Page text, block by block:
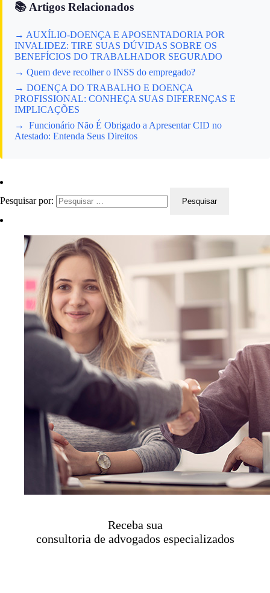
📚 Artigos Relacionados
→ AUXÍLIO-DOENÇA E APOSENTADORIA POR
INVALIDEZ: TIRE SUAS DÚVIDAS SOBRE OS
BENEFÍCIOS DO TRABALHADOR SEGURADO
→ Quem deve recolher o INSS do empregado?
→ DOENÇA DO TRABALHO E DOENÇA
PROFISSIONAL: CONHEÇA SUAS DIFERENÇAS E
IMPLICAÇÕES
→ Funcionário Não É Obrigado a Apresentar CID no
Atestado: Entenda Seus Direitos
Pesquisar por:
Receba sua
consultoria de advogados especializados